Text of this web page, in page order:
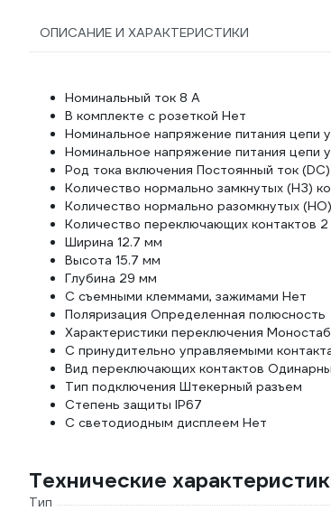
ОПИСАНИЕ И ХАРАКТЕРИСТИКИ
Номинальный ток 8 А
В комплекте с розеткой Нет
Номинальное напряжение питания цепи
Номинальное напряжение питания цепи
Род тока включения Постоянный ток (DC)
Количество нормально замкнутых (НЗ)
Количество нормально разомкнутых
Количество переключающих контактов 2
Ширина 12.7 мм
Высота 15.7 мм
Глубина 29 мм
С съемными клеммами, зажимами Нет
Поляризация Определенная полюсность
Характеристики переключения
С принудительно управляемыми
Вид переключающих контактов
Тип подключения Штекерный разъем
Степень защиты IP67
С светодиодным дисплеем Нет
Технические
Тип